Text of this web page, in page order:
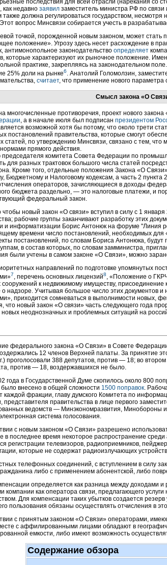
последствия для всей отрасли (нарекания со
как недавно заявил заместитель министра РФ по
также должна регулироваться государством,
вопрос Минсвязи собирается учесть в
точкой, порожденной новым законом, может
положение». Угрозу здесь несет расхождение в
антимонопольное законодательство определяет
которые характеризуют их рыночное положение.
практике, закрепляясь на законодательном
25% доли на рынке6. Анатолий Голомолзин,
считает, что применение нового параметра
Смысл закона «О
многочисленные противоречия, проект нового
, а в начале июля был подписан президентом
возможной хотя бы потому, что около трети
постановлений правительства, которые смогут
статей, по утверждению Минсвязи, связано с тем,
прямого действия.
комитета Совета Федерации по
для разных трактовок большого числа статей
Кроме того, отдельные положения Закона «О
Бюджетному и Налоговому кодексам, а часть 2 пункта
операторов, зачисляющиеся в доходы
бюджета раздельно, — это налоговые платежи, и
федеральный закон.
новый закон «О связи» вступил в силу с 1
рабочие группы заканчивают разработку этих
и информатизации Борис Антонюк на форуме "Линия
времени число постановлений, необходимых
постановлений, по словам Бориса Антонюка, будут
в состав которых, по словам замминистра,
были учтены в самом законе «О Связи», можно
направлений по подготовке упомянутых
7, перечень основных лицензий8, «Положение о
к недвижимому имуществу,
надзоре. Учитывая большое число этих документов и
приходится сомневаться в выполнимости новых,
что новый закон «О связи» часть следующего года
новых неоднозначных и проблемных ситуаций на
федерального закона «О Связи» в Совете
12 членов Верхней палаты. За принятие
проголосовали 388 депутатов, против — 18; во
против — 18, воздержавшихся не было.
года в Государственной Думе скопилось около 800
внесено в общей сложности 1500 поправок.
каждой фракции, главу думского Комитета по
представителя правительства в лице первого
ведомств — Минэкономразвития, Минобороны
система голосования.
с новым законом «О Связи» разрешено
в последнее время некоторое распространение
регистрации телевизоров, радиоприемников,
которые не содержат радиоизлучающих
телефонных соединений, с вступлением в силу
либо с применением абонентской, либо
определяется как разница между доходами
компании как оператора связи, предлагающего
Для компенсации таких убытков создается
пользования обязаны осуществлять отчисления в
с принятым законом «О Связи» операторами,
с аффилированными лицами обладают в
емкости, либо имеют возможность
Содержание обзора